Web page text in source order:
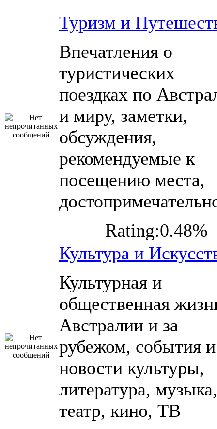
Туризм и
Впечатления о
туристических
поездках по
и миру, заметки,
обсуждения,
рекомендуемые к
посещению места,
Rating:0.48%
Культура и
Культурная и
общественная
Австралии и за
рубежом, события и
новости культуры,
литература, музыка,
театр, кино, ТВ